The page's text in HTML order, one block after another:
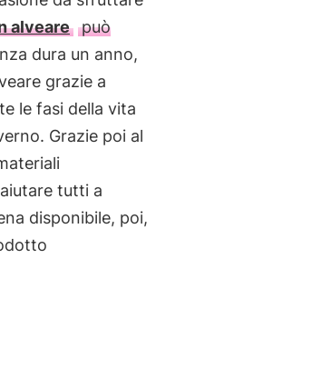
alveare
può
dura un anno,
grazie a
le fasi della vita
Grazie poi al
tutti a
disponibile, poi,